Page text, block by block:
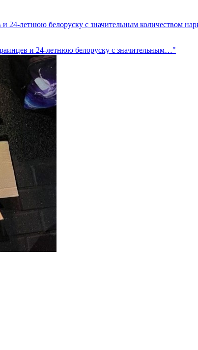
24-летнюю белоруску с значительным количеством
и 24-летнюю белоруску с значительным…"